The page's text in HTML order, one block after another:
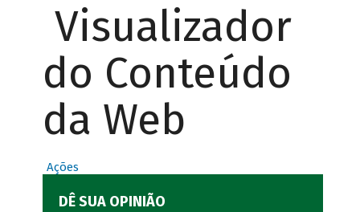
Visualizador
do Conteúdo
da Web
Ações
DÊ SUA OPINIÃO